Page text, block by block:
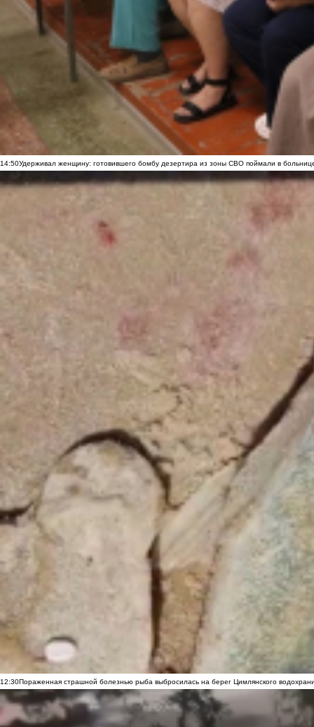
14:50Удерживал женщину: готовившего бомбу дезертира из зоны СВО поймали в
12:30Пораженная страшной болезнью рыба выбросилась на берег Цимлянского